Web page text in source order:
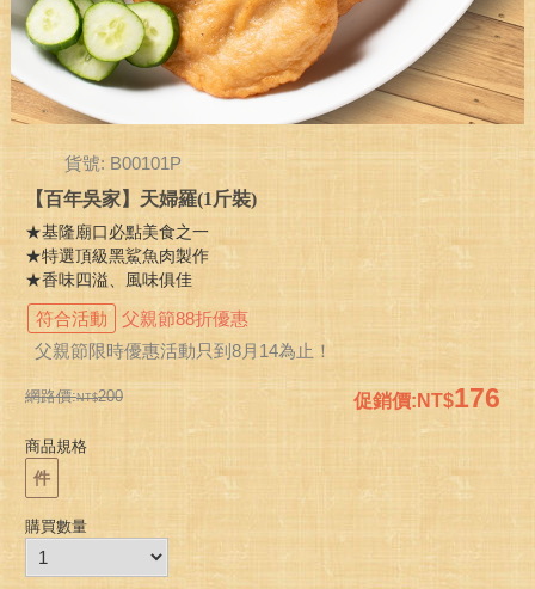
貨號: B00101P
【百年吳家】天婦羅(1斤裝)
★基隆廟口必點美食之一
★特選頂級黑鯊魚肉製作
★香味四溢、風味俱佳
符合活動
父親節88折優惠
父親節限時優惠活動只到8月14為止！
網路價: 200 促銷價: 176
商品規格
件
購買數量